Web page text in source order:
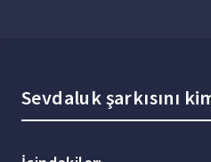
Sevdaluk şarkısını